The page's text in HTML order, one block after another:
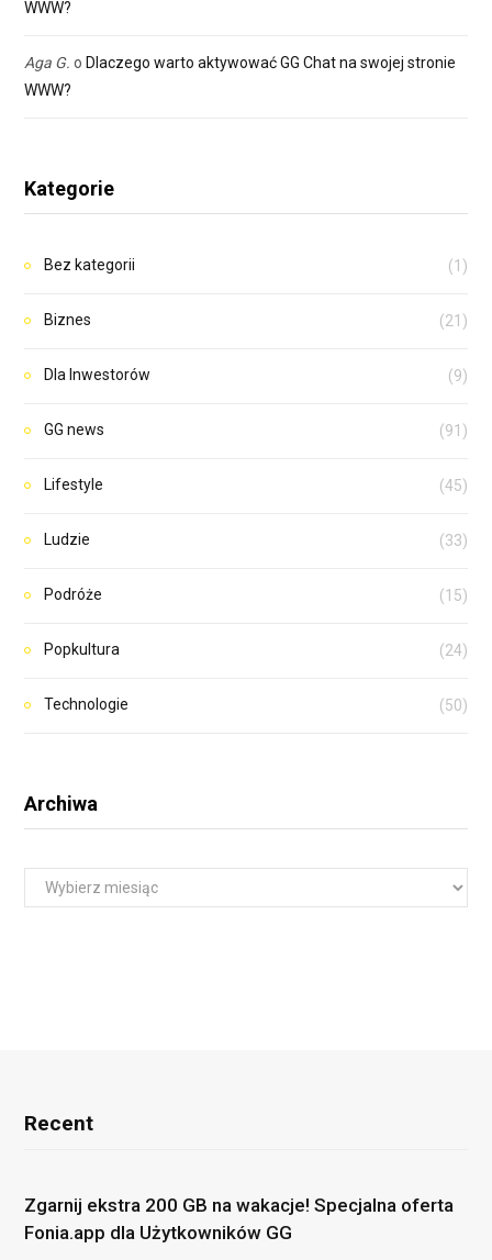
WWW?
Aga G. o Dlaczego warto aktywować GG Chat na swojej stronie
WWW?
Kategorie
Bez kategorii (1)
Biznes (21)
Dla Inwestorów (9)
GG news (91)
Lifestyle (45)
Ludzie (33)
Podróże (15)
Popkultura (24)
Technologie (50)
Archiwa
r
Recent
Zgarnij ekstra 200 GB na wakacje! Specjalna oferta
Fonia.app dla Użytkowników GG